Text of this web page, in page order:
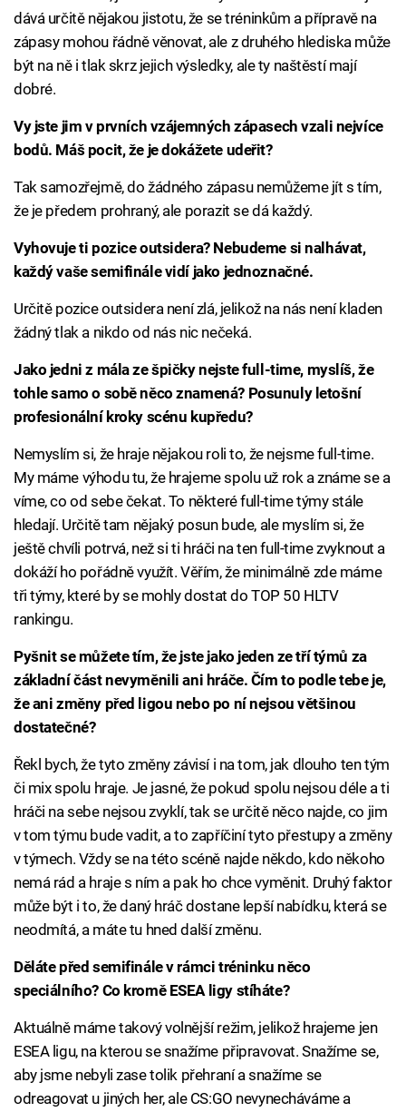
dává určitě nějakou jistotu, že se tréninkům a přípravě na
zápasy mohou řádně věnovat, ale z druhého hlediska může
být na ně i tlak skrz jejich výsledky, ale ty naštěstí mají
dobré.
Vy jste jim v prvních vzájemných zápasech vzali nejvíce
bodů. Máš pocit, že je dokážete udeřit?
Tak samozřejmě, do žádného zápasu nemůžeme jít s tím,
že je předem prohraný, ale porazit se dá každý.
Vyhovuje ti pozice outsidera? Nebudeme si nalhávat,
každý vaše semifinále vidí jako jednoznačné.
Určitě pozice outsidera není zlá, jelikož na nás není kladen
žádný tlak a nikdo od nás nic nečeká.
Jako jedni z mála ze špičky nejste full-time, myslíš, že
tohle samo o sobě něco znamená? Posunuly letošní
profesionální kroky scénu kupředu?
Nemyslím si, že hraje nějakou roli to, že nejsme full-time.
My máme výhodu tu, že hrajeme spolu už rok a známe se a
víme, co od sebe čekat. To některé full-time týmy stále
hledají. Určitě tam nějaký posun bude, ale myslím si, že
ještě chvíli potrvá, než si ti hráči na ten full-time zvyknout a
dokáží ho pořádně využít. Věřím, že minimálně zde máme
tři týmy, které by se mohly dostat do TOP 50 HLTV
rankingu.
Pyšnit se můžete tím, že jste jako jeden ze tří týmů za
základní část nevyměnili ani hráče. Čím to podle tebe je,
že ani změny před ligou nebo po ní nejsou většinou
dostatečné?
Řekl bych, že tyto změny závisí i na tom, jak dlouho ten tým
či mix spolu hraje. Je jasné, že pokud spolu nejsou déle a ti
hráči na sebe nejsou zvyklí, tak se určitě něco najde, co jim
v tom týmu bude vadit, a to zapříčiní tyto přestupy a změny
v týmech. Vždy se na této scéně najde někdo, kdo někoho
nemá rád a hraje s ním a pak ho chce vyměnit. Druhý faktor
může být i to, že daný hráč dostane lepší nabídku, která se
neodmítá, a máte tu hned další změnu.
Děláte před semifinále v rámci tréninku něco
speciálního? Co kromě ESEA ligy stíháte?
Aktuálně máme takový volnější režim, jelikož hrajeme jen
ESEA ligu, na kterou se snažíme připravovat. Snažíme se,
aby jsme nebyli zase tolik přehraní a snažíme se
odreagovat u jiných her, ale CS:GO nevynecháváme a